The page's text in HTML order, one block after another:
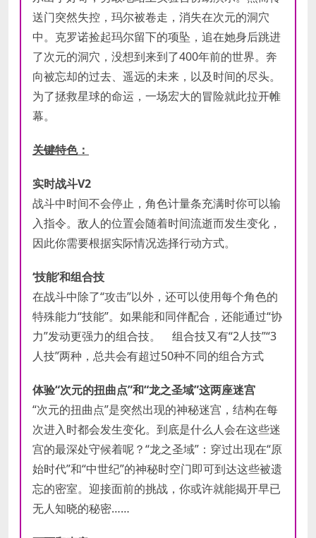
送门突然失控，玛尔被卷走，消失在次元的洞穴
中。克罗诺捡起玛尔留下的项坠，追在她身后跳进
了次元的洞穴，没想到来到了400年前的世界。奔
向被忘却的过去、遥远的未来，以及时间的尽头。
为了拯救星球的命运，一场宏大的冒险就此拉开帷
幕。
关键特色：
实时战斗V2
战斗中时间不会停止，角色计量条充满时你可以输
入指令。敌人的位置会随着时间流逝而发生变化，
因此你需要根据实际情况选择行动方式。
‘技能’和组合技
在战斗中除了“攻击”以外，还可以使用每个角色的
特殊能力“技能”。如果能和同伴配合，还能通过“协
力”发动更强力的组合技。 组合技又有“2人技”“3
人技”两种，总共会有超过50种不同的组合方式
体验“次元的扭曲点”和“龙之圣域”这两座迷宫
“次元的扭曲点”是突然出现的神秘迷宫，结构在每
次进入时都会发生变化。到底是什么人会在这些迷
宫的最深处守候着呢？“龙之圣域”：穿过出现在“原
始时代”和“中世纪”的神秘时空门即可到达这些被遗
忘的密室。迎接面前的挑战，你或许就能揭开早已
无人知晓的秘密……